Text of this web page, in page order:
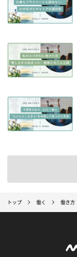
トップ 働く 働き方